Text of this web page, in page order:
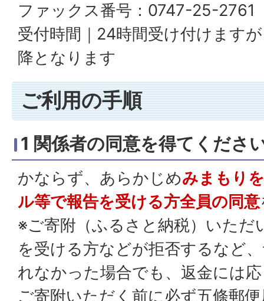
ファックス番号：0747-25-2761
受付時間｜24時間受け付けます
降となります
ご利用の手順
1 関係者の同意を得てくださ
かならず、あらかじめみまもり
ル等で報告を受ける方全員の同意
※ご寄附（ふるさと納税）いただ
を受ける方などが拒否するなど
れなかった場合でも、返金には
ご寄附いただく前に必ず五條郵